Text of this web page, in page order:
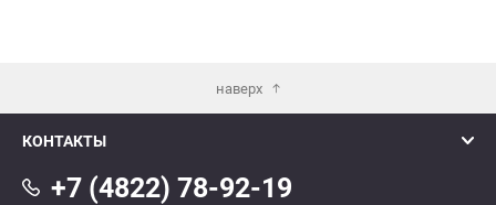
наверх
КОНТАКТЫ
+7 (4822) 78-92-19